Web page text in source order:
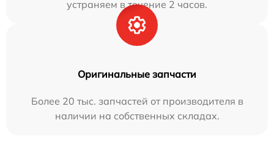
устраняем в течение 2 часов.
Оригинальные запчасти
Более 20 тыс. запчастей от производителя в
наличии на собственных складах.